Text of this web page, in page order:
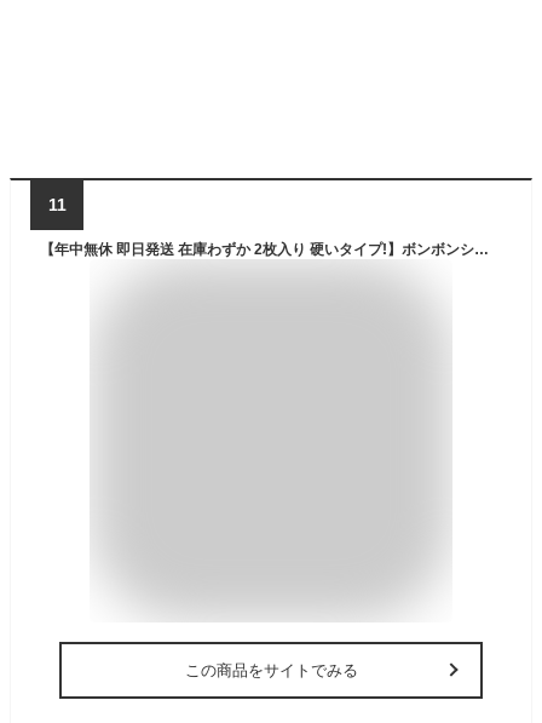
11
【年中無休 即日発送 在庫わずか 2枚入り 硬いタイプ!】ボンボンシール可愛い ぷっくりシール人気シール交換手帳用 スマホケース 水筒 ペン 装飾用 ご褒美シール クリスマス贈り物 shin子供キッズプレゼント
この商品をサイトでみる